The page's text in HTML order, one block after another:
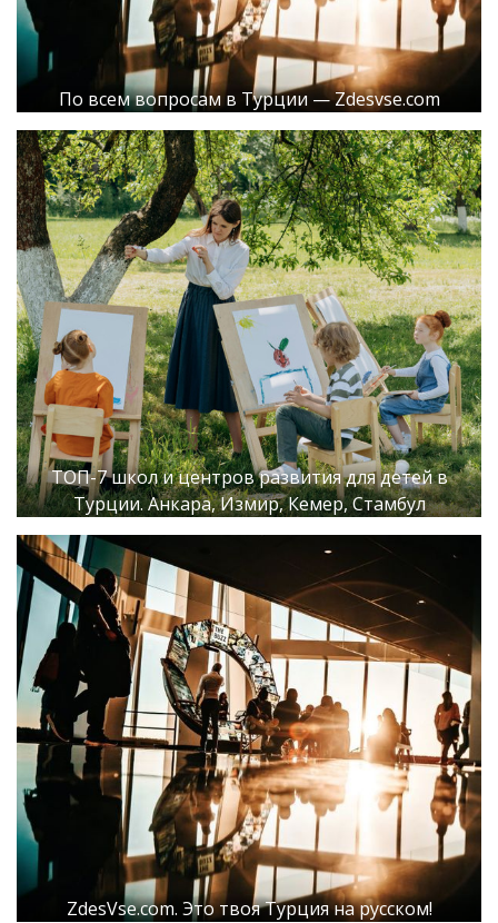
По всем вопросам в Турции — Zdesvse.com
ТОП-7 школ и центров развития для детей в
Турции. Анкара, Измир, Кемер, Стамбул
ZdesVse.com. Это твоя Турция на русском!